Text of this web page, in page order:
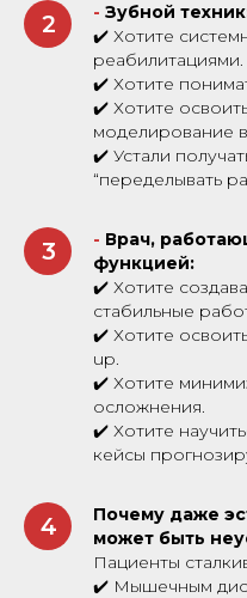
2 - Зубной
✔️ Хотите
реабилитациями.
✔️ Хотите
✔️ Хотите
моделирование
✔️ Устали
“переделывать
3 - Врач,
функцией:
✔️ Хотите
стабильные
✔️ Хотите
up.
✔️ Хотите
осложнения.
✔️ Хотите
кейсы
4
Почему даже
может быть
Пациенты
✔️ Мышечным